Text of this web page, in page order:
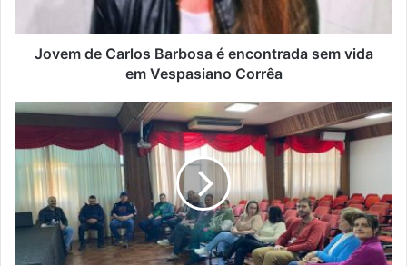
em
Vespasiano
Jovem de Carlos Barbosa é encontrada sem vida
em Vespasiano Corrêa
Conselho
Municipal
de
Desenvolvimento
Rural
de
Encantado
empossa
novos